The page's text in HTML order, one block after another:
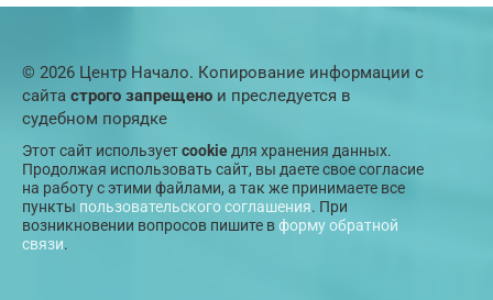
© 2026 Центр Начало. Копирование информации с
сайта строго запрещено и преследуется в
судебном порядке
Этот сайт используетcookie для хранения данных.
Продолжая использовать сайт, вы даете свое согласие
на работу с этими файлами, а так же принимаете все
пункты пользовательского соглашения. При
возникновении вопросов пишите вформу обратной
связи.